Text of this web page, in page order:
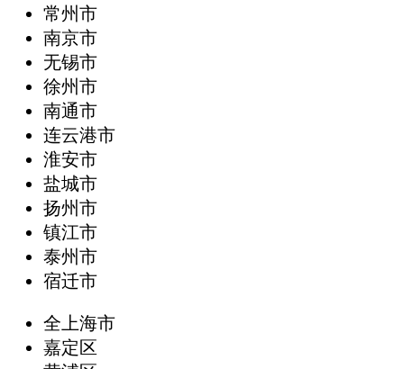
常州市
南京市
无锡市
徐州市
南通市
连云港市
淮安市
盐城市
扬州市
镇江市
泰州市
宿迁市
全上海市
嘉定区